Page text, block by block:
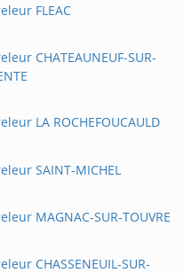
FLEAC
CHATEAUNEUF-SUR-
LA ROCHEFOUCAULD
SAINT-MICHEL
MAGNAC-SUR-TOUVRE
CHASSENEUIL-SUR-